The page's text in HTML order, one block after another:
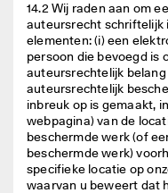
14.2 Wij raden aan om
auteursrecht schriftelijk
elementen: (i) een
persoon die bevoegd is
auteursrechtelijk
auteursrechtelijk
inbreuk op is gemaakt,
webpagina) van de
beschermde werk (of
beschermde werk)
specifieke locatie op
waarvan u beweert dat